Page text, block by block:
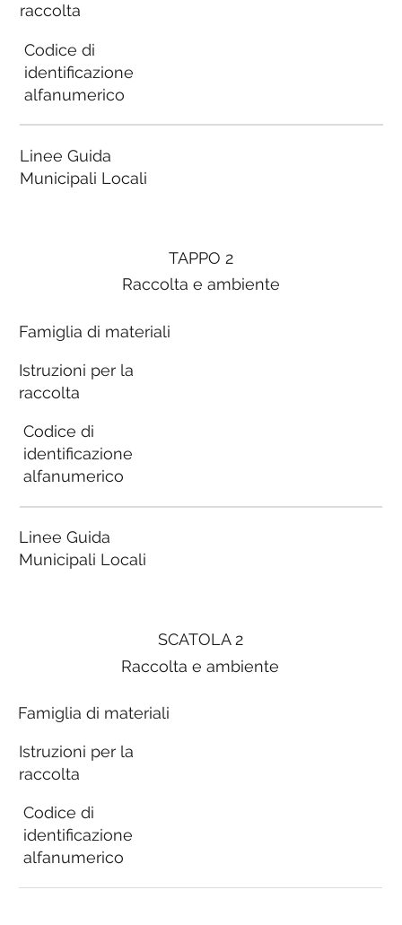
raccolta
Codice di
identificazione
alfanumerico
Linee Guida
Municipali Locali
SCATOLA 2
Raccolta e ambiente
Famiglia di materiali
Istruzioni per la
raccolta
Codice di
identificazione
alfanumerico
TAPPO 2
Raccolta e ambiente
Famiglia di materiali
Istruzioni per la
raccolta
Codice di
identificazione
alfanumerico
Linee Guida
Municipali Locali